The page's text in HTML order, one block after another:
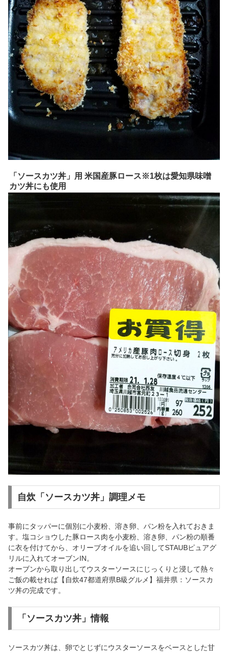
「ソースカツ丼」用 米国産豚ロース※1枚は愛知県味噌
カツ丼にも使用
自炊「ソースカツ丼」調理メモ
事前にタッパーに個別に小麦粉、溶き卵、パン粉を入れておきま
す。塩コショウした豚ロース肉を小麦粉、溶き卵、パン粉の順番
に衣を付けてから、オリーブオイルを追い回してSTAUBピュアグ
リルに入れてオーブンIN。
オーブンから取り出してウスターソースにじっくりと浸して熱々
ご飯の載せれば【自炊47都道府県B級グルメ】福井県：ソースカ
ツ丼の完成です。
「ソースカツ丼」情報
ソースカツ丼は、卵でとじずにウスターソースをベースとした甘